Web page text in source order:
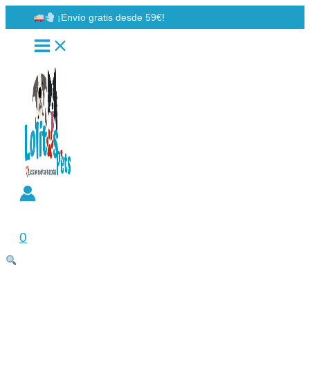
al
contenido
¡Envío gratis desde 59€!
0